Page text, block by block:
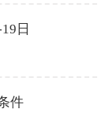
日
件